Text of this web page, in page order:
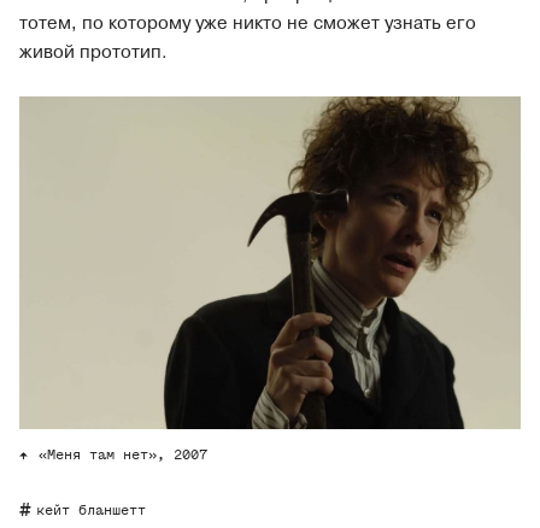
тотем, по которому уже никто не сможет узнать его
живой прототип.
«Меня там нет», 2007
кейт бланшетт